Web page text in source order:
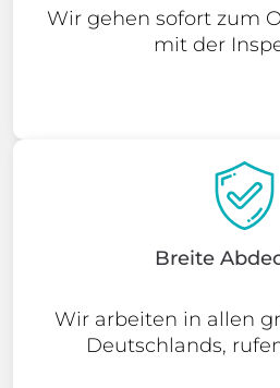
Wir gehen sofort zum
mit der
Breite
Wir arbeiten in allen
Deutschlands,